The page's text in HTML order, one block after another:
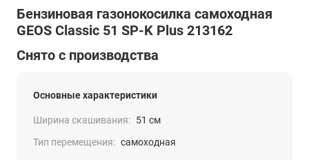
Бензиновая газонокосилка самоходная
GEOS Classic 51 SP-K Plus 213162
Снято с производства
Основные характеристики
Ширина скашивания: 51 см
Тип перемещения: самоходная